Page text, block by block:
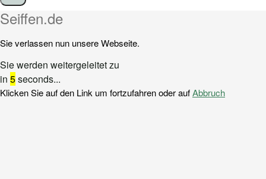
Schließen
Seiffen.de
Sie verlassen nun unsere Webseite.
Sie werden weitergeleitet zu
in 5seconds...
Klicken Sie auf den Link um fortzufahren oder aufAbbruch